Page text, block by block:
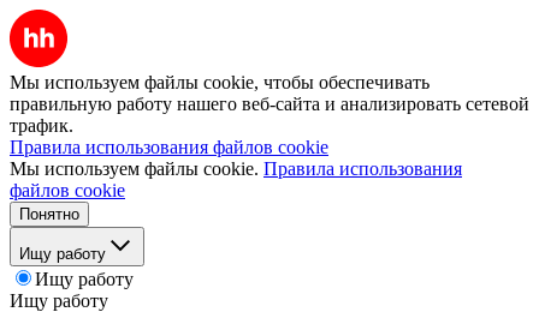
Мы используем файлы cookie, чтобы обеспечивать
правильную работу нашего веб-сайта и анализировать сетевой
трафик.
Правила использования файлов cookie
Мы используем файлы cookie. Правила использования
файлов cookie
Понятно
Ищу работу
Ищу работу
Ищу работу